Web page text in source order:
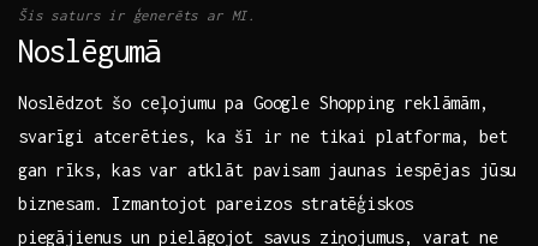
Šis‍ saturs ir ⁣ģenerēts ar ⁣MI.
Noslēgumā
Noslēdzot​ šo ceļojumu ⁢pa Google Shopping reklāmām,
svarīgi atcerēties, ka šī ir ne tikai platforma, bet
gan ⁢rīks, ⁣kas var atklāt pavisam jaunas iespējas ‌jūsu
biznesam.‌ Izmantojot pareizos stratēģiskos
⁣piegājienus un pielāgojot savus ziņojumus, varat ne